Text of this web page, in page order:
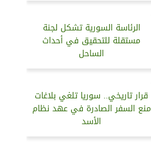
الرئاسة السورية تشكل لجنة
مستقلة للتحقيق في أحداث
الساحل
قرار تاريخي.. سوريا تلغي بلاغات
منع السفر الصادرة في عهد نظام
الأسد